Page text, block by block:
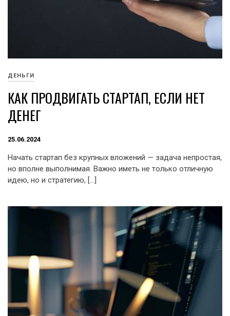
ДЕНЬГИ
КАК ПРОДВИГАТЬ СТАРТАП, ЕСЛИ НЕТ
ДЕНЕГ
25.06.2024
Начать стартап без крупных вложений — задача непростая,
но вполне выполнимая. Важно иметь не только отличную
идею, но и стратегию, […]